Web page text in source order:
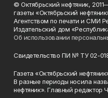
© Октябрьский нефтяник,
газеты «Октябрьский
Агентством по печати и СМИ
Издательский дом
Об использовании
Свидетельство ПИ № ТУ 02-
Газета «Октябрьский
В разные периоды носила
нефтяник». Главный редактор